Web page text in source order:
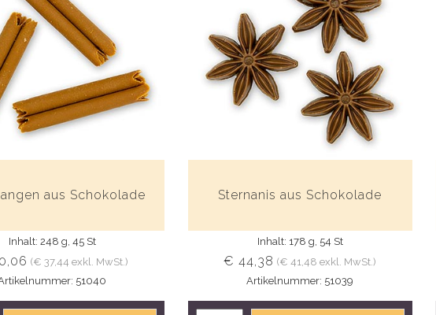
aus Schokolade
Inhalt: 248 g, 45 St
(€ 37,44 exkl. MwSt.)
51040
Sternanis aus Schokolade
Inhalt: 178 g, 54 St
€ 44,38 (€ 41,48 exkl. MwSt.)
Artikelnummer: 51039